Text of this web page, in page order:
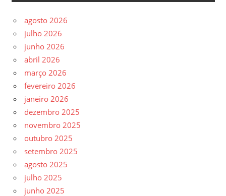
agosto 2026
julho 2026
junho 2026
abril 2026
março 2026
fevereiro 2026
janeiro 2026
dezembro 2025
novembro 2025
outubro 2025
setembro 2025
agosto 2025
julho 2025
junho 2025